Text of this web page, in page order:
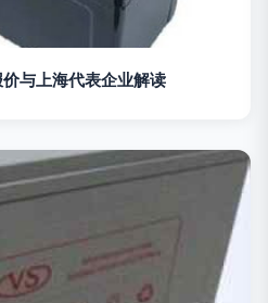
与上海代表企业解读